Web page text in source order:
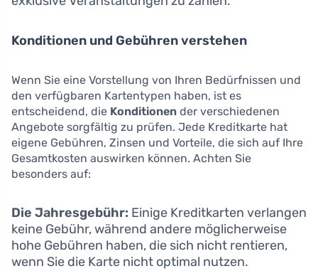
Konditionen und Gebühren verstehen
Wenn Sie eine Vorstellung von Ihren Bedürfnissen und
den verfügbaren Kartentypen haben, ist es
entscheidend, die Konditionen der verschiedenen
Angebote sorgfältig zu prüfen. Jede Kreditkarte hat
eigene Gebühren, Zinsen und Vorteile, die sich auf Ihre
Gesamtkosten auswirken können. Achten Sie
besonders auf:
Die Jahresgebühr: Einige Kreditkarten verlangen
keine Gebühr, während andere möglicherweise
hohe Gebühren haben, die sich nicht rentieren,
wenn Sie die Karte nicht optimal nutzen.